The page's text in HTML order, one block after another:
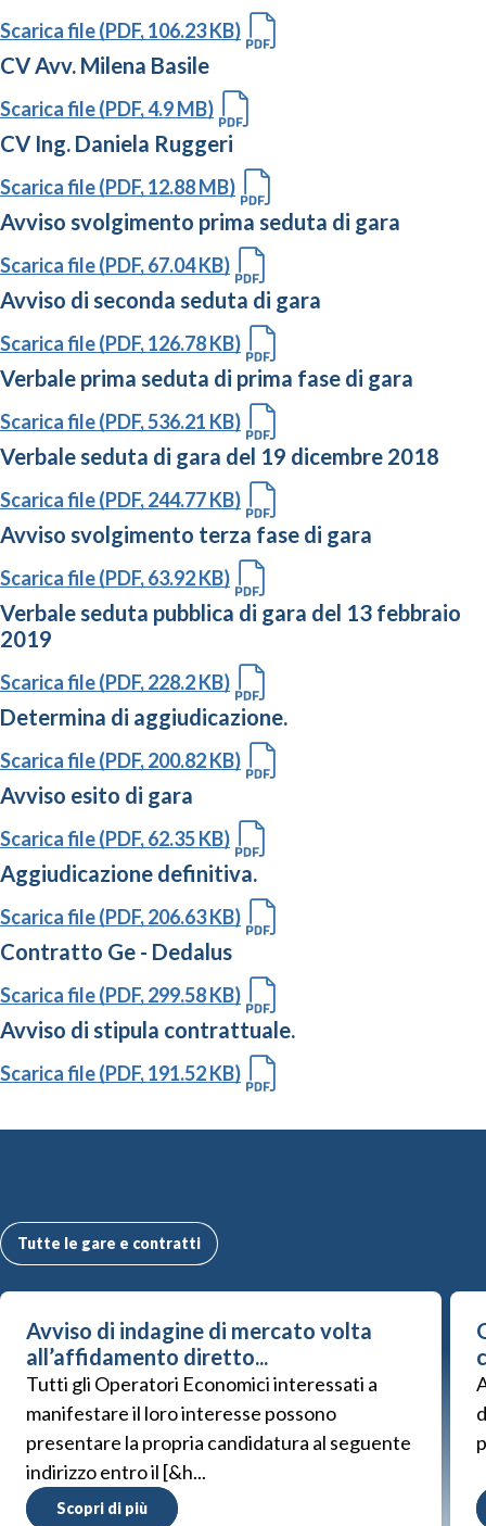
Scarica file (PDF, 106.23 KB)
CV Avv. Milena Basile
Scarica file (PDF, 4.9 MB)
CV Ing. Daniela Ruggeri
Scarica file (PDF, 12.88 MB)
Avviso svolgimento prima seduta di gara
Scarica file (PDF, 67.04 KB)
Avviso di seconda seduta di gara
Scarica file (PDF, 126.78 KB)
Verbale prima seduta di prima fase di gara
Scarica file (PDF, 536.21 KB)
Verbale seduta di gara del 19 dicembre 2018
Scarica file (PDF, 244.77 KB)
Avviso svolgimento terza fase di gara
Scarica file (PDF, 63.92 KB)
Verbale seduta pubblica di gara del 13 febbraio
2019
Scarica file (PDF, 228.2 KB)
Determina di aggiudicazione.
Scarica file (PDF, 200.82 KB)
Avviso esito di gara
Scarica file (PDF, 62.35 KB)
Aggiudicazione definitiva.
Scarica file (PDF, 206.63 KB)
Contratto Ge - Dedalus
Scarica file (PDF, 299.58 KB)
Avviso di stipula contrattuale.
Scarica file (PDF, 191.52 KB)
Tutte le gare e contratti
Avviso di indagine di mercato volta
all’affidamento diretto...
Tutti gli Operatori Economici interessati a
manifestare il loro interesse possono
presentare la propria candidatura al seguente
indirizzo entro il [&h...
Scopri di più